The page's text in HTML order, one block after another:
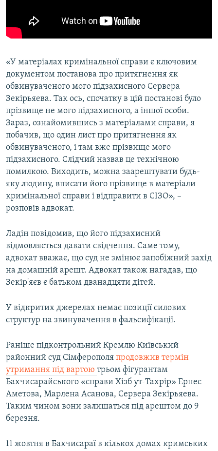
«У матеріалах кримінальної справи є ключовим
документом постанова про притягнення як
обвинуваченого мого підзахисного Сервера
Зекірьяева. Так ось, спочатку в цій постанові було
прізвище не мого підзахисного, а іншої особи.
Зараз, ознайомившись з матеріалами справи, я
побачив, що один лист про притягнення як
обвинуваченого, і там вже прізвище мого
підзахисного. Слідчий назвав це технічною
помилкою. Виходить, можна заарештувати будь-
яку людину, вписати його прізвище в матеріали
кримінальної справи і відправити в СІЗО», –
розповів адвокат.
Ладін повідомив, що його підзахисний
відмовляється давати свідчення. Саме тому,
адвокат вважає, що суд не змінює запобіжний захід
на домашній арешт. Адвокат також нагадав, що
Зекір'яєв є батьком дванадцяти дітей.
У відкритих джерелах немає позиції силових
структур на звинувачення в фальсифікації.
Раніше підконтрольний Кремлю Київський
районний суд Сімферополя продовжив термін
утримання під вартою трьом фігурантам
Бахчисарайського «справи Хізб ут-Тахрір» Ернес
Аметова, Марлена Асанова, Сервера Зекірьяева.
Таким чином вони залишаться під арештом до 9
березня.
11 жовтня в Бахчисараї в кількох домах кримських